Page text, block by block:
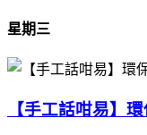
星期三
【手工話咁易】